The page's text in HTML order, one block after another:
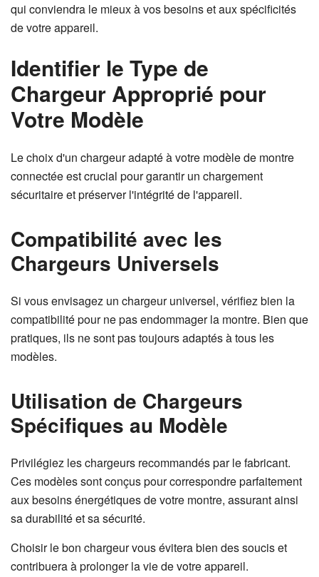
qui conviendra le mieux à vos besoins et aux spécificités
de votre appareil.
Identifier le Type de
Chargeur Approprié pour
Votre Modèle
Le choix d'un chargeur adapté à votre modèle de montre
connectée est crucial pour garantir un chargement
sécuritaire et préserver l'intégrité de l'appareil.
Compatibilité avec les
Chargeurs Universels
Si vous envisagez un chargeur universel, vérifiez bien la
compatibilité pour ne pas endommager la montre. Bien que
pratiques, ils ne sont pas toujours adaptés à tous les
modèles.
Utilisation de Chargeurs
Spécifiques au Modèle
Privilégiez les chargeurs recommandés par le fabricant.
Ces modèles sont conçus pour correspondre parfaitement
aux besoins énergétiques de votre montre, assurant ainsi
sa durabilité et sa sécurité.
Choisir le bon chargeur vous évitera bien des soucis et
contribuera à prolonger la vie de votre appareil.